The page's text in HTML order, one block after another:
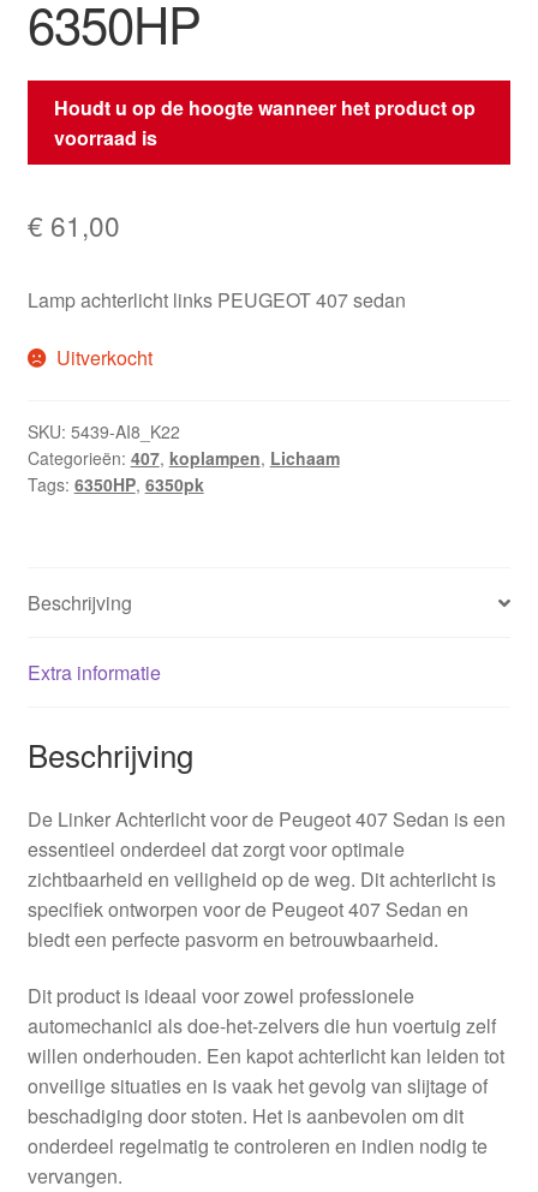
6350HP
Houdt u op de hoogte wanneer het product op
voorraad is
€ 61,00
Lamp achterlicht links PEUGEOT 407 sedan
Uitverkocht
SKU: 5439-AI8_K22
Categorieën: 407, koplampen, Lichaam
Tags: 6350HP, 6350pk
Beschrijving
Extra informatie
Beschrijving
De Linker Achterlicht voor de Peugeot 407 Sedan is een
essentieel onderdeel dat zorgt voor optimale
zichtbaarheid en veiligheid op de weg. Dit achterlicht is
specifiek ontworpen voor de Peugeot 407 Sedan en
biedt een perfecte pasvorm en betrouwbaarheid.
Dit product is ideaal voor zowel professionele
automechanici als doe-het-zelvers die hun voertuig zelf
willen onderhouden. Een kapot achterlicht kan leiden tot
onveilige situaties en is vaak het gevolg van slijtage of
beschadiging door stoten. Het is aanbevolen om dit
onderdeel regelmatig te controleren en indien nodig te
vervangen.